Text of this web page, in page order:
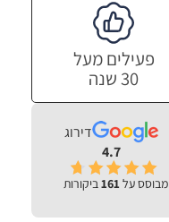
פעילים מעל
30 שנה
דירוג
4.7
מבוסס על 161ביקורות